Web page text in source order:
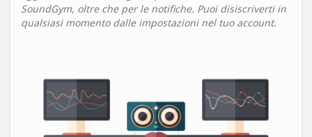
SoundGym, oltre che per le notifiche. Puoi disiscriverti in
qualsiasi momento dalle impostazioni nel tuo account.